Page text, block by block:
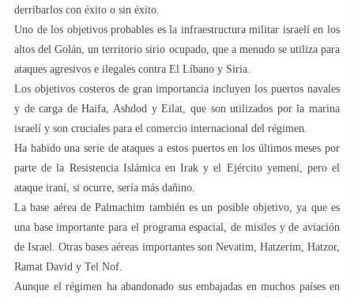
derribarlos con éxito o sin éxito.
Uno de los objetivos probables es la infraestructura militar israelí en los
altos del Golán, un territorio sirio ocupado, que a menudo se utiliza para
ataques agresivos e ilegales contra El Líbano y Siria.
Los objetivos costeros de gran importancia incluyen los puertos navales
y de carga de Haifa, Ashdod y Eilat, que son utilizados por la marina
israelí y son cruciales para el comercio internacional del régimen.
Ha habido una serie de ataques a estos puertos en los últimos meses por
parte de la Resistencia Islámica en Irak y el Ejército yemení, pero el
ataque iraní, si ocurre, sería más dañino.
La base aérea de Palmachim también es un posible objetivo, ya que es
una base importante para el programa espacial, de misiles y de aviación
de Israel. Otras bases aéreas importantes son Nevatim, Hatzerim, Hatzor,
Ramat David y Tel Nof.
Aunque el régimen ha abandonado sus embajadas en muchos países en